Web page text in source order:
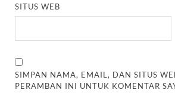
SITUS WEB
SIMPAN NAMA, EMAIL, DAN SITUS
PERAMBAN INI UNTUK KOMENTAR